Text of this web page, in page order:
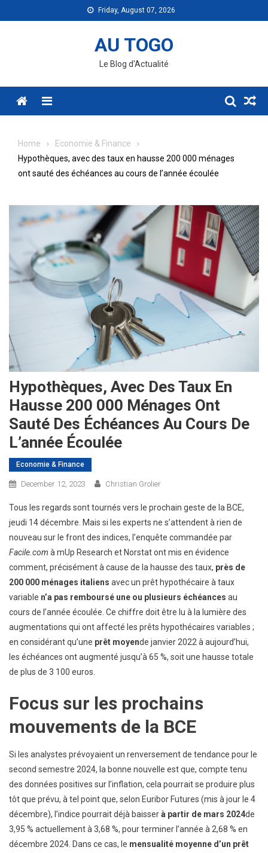
to
Friday, August 07, 2026
AU TOGO
Le Blog d'Actualité
Menu
Home
Economie & Finance
Hypothèques, avec des taux en hausse 200 000 ménages
ont sauté des échéances au cours de l’année écoulée
Hypothèques, Avec Des Taux En
Hausse 200 000 Ménages Ont
Sauté Des Échéances Au Cours De
L’année Écoulée
Economie & Finance
December 12, 2023 Christian Grolier
Tous les regards sont tournés vers le prochain geste de la BCE,
jeudi 14 décembre. Mais si les experts ne s’attendent à rien de
nouveau sur le front des indices, l’enquête commandée par
Facile.com à mUp Research et Norstat ont mis en évidence
comment, précisément à cause de la hausse des taux, près de
200 000 ménages italiens avec un prêt hypothécaire à taux
variable n’a pas remboursé une ou plusieurs échéances au
cours de l’année écoulée. Ce chiffre doit être lu à la lumière des
augmentations qui ont affecté les prêts hypothécaires variables ;
en considérant qu’une prêt moyende janvier 2022 à aujourd’hui,
les échéances ont augmenté jusqu’à 65 %, soit une hausse totale
de plus de 3 100 euros.
Focus sur les prochains
mouvements de la BCE
Si les analystes prévoyaient un renversement de tendance pour le
second semestre 2024, la bonne nouvelle est que, compte tenu
des données positives sur l’inflation, cela pourrait se produire plus
tôt que prévu, à tel point que, selon Euribor Futures (mis à jour le 4
décembre), l’indice pourrait déjà baisserà partir de mars 2024de
3,95 % actuellement à 3,68 %, pour terminer l’année à 2,68 % en
décembre 2024. Dans ce cas, le mensualité moyenne d’un prêt